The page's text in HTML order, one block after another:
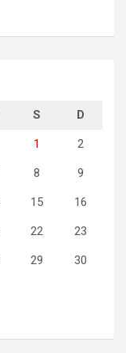
S D
1 2
8 9
15 16
22 23
29 30